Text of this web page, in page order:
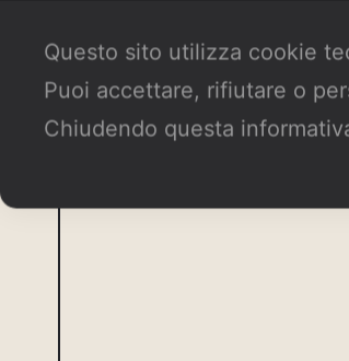
Il tuo indirizzo email non
Questo sito utilizza cookie
Puoi accettare, rifiutare o
Chiudendo questa